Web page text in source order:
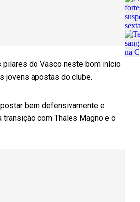
pilares do Vasco neste bom início
jovens apostas do clube.
bem defensivamente e
com Thales Magno e o